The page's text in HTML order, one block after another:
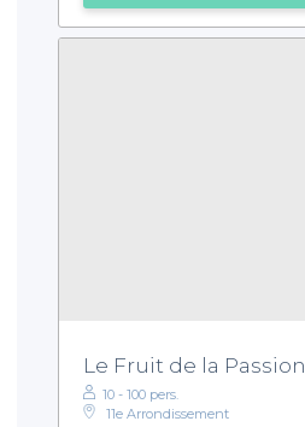
Le Fruit de la Passion
10 - 100 pers.
11e Arrondissement